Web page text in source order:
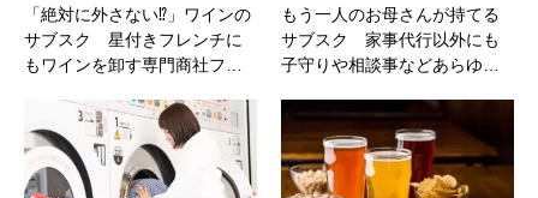
「絶対に外さない⁉」ワインの
サブスク 星付きフレンチに
もワインを卸す専門商社フ…
もう一人のお母さんが持てる
サブスク 家事代行以外にも
子守りや相談事などあらゆ…